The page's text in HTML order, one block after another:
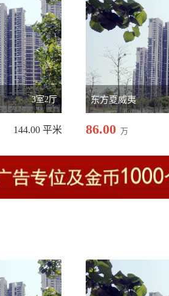
3室2厅
144.00 平米
东方夏威夷
86.00 万